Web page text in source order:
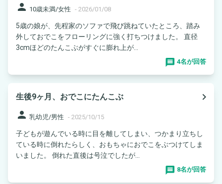
person 10歳未満/女性 - 2026/01/08
5歳の娘が、先程家のソファで飛び跳ねていたところ、踏み
外しておでこをフローリングに強く打ちつけました。 直径
3cmほどのたんこぶがすぐに膨れ上が...
4名が回答
生後9ヶ月、おでこにたんこぶ
navigate_next
person 乳幼児/男性 - 2025/10/15
子どもが遊んでいる時に目を離してしまい、つかまり立ちし
ている時に倒れたらしく、おもちゃにおでこをぶつけてしま
いました。 倒れた直後は号泣でしたが...
8名が回答